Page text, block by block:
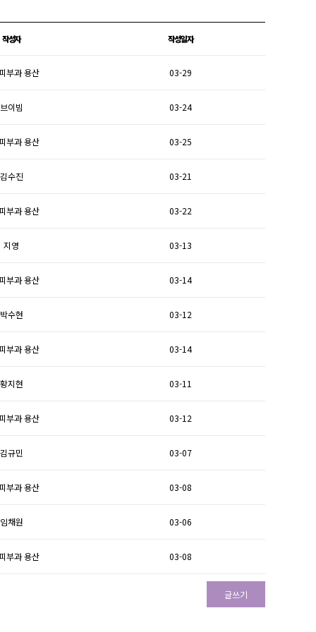
작성자 작성일자
부과 용산 03-29
브이빔 03-24
부과 용산 03-25
김수진 03-21
부과 용산 03-22
지영 03-13
부과 용산 03-14
박수현 03-12
부과 용산 03-14
황지현 03-11
부과 용산 03-12
김규민 03-07
부과 용산 03-08
임채원 03-06
부과 용산 03-08
글쓰기